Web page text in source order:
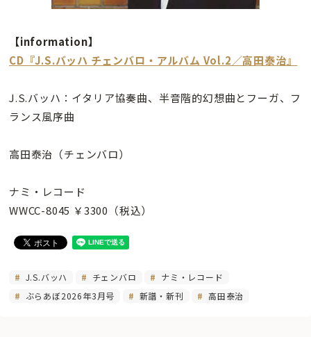
【information】
CD『J.S.バッハ チェンバロ・アルバム Vol.2／高田泰治』
J.S.バッハ：イタリア協奏曲、半音階的幻想曲とフーガ、フ
ランス風序曲
高田泰治（チェンバロ）
ナミ・レコード
WWCC-8045 ￥3300（税込）
J.S.バッハ チェンバロ
ナミ・レコード
ぶらあぼ2026年3月号
新譜・新刊 高田泰治